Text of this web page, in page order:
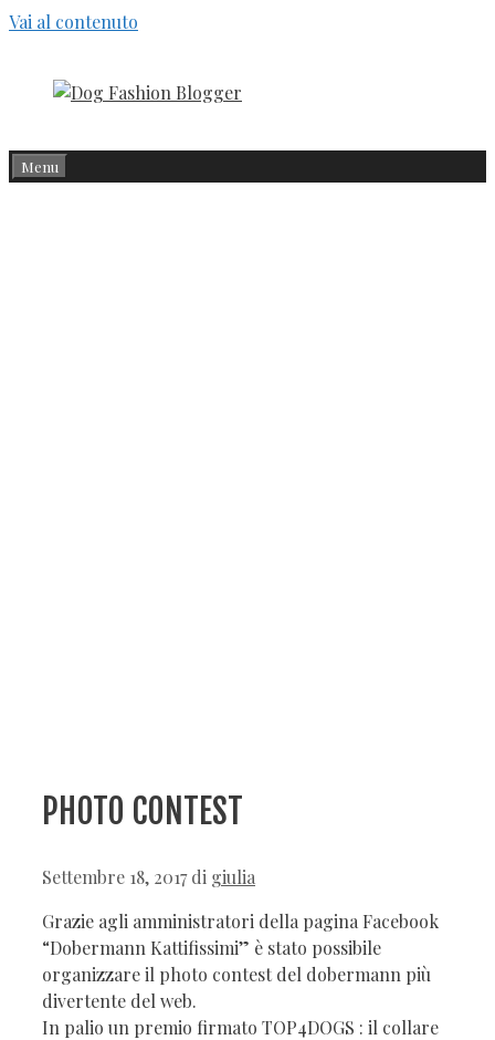
Vai al contenuto
Menu
PHOTO CONTEST
Settembre 18, 2017 di giulia
Grazie agli amministratori della pagina Facebook
“Dobermann Kattifissimi” è stato possibile
organizzare il photo contest del dobermann più
divertente del web.
In palio un premio firmato TOP4DOGS : il collare